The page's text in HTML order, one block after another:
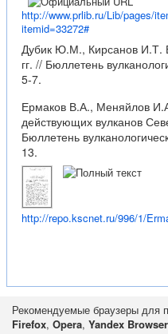
http://www.prlib.ru/Lib/pages/
itemid=33272#
Дубик Ю.М., Кирсанов И.Т.
гг. // Бюллетень
5-7.
Ермаков В.А., Меняйлов
действующих вулканов
Бюллетень
13.
http://repo.kscnet.ru/996/1/
Рекомендуемые браузеры для
Firefox, Opera, Yandex Browser